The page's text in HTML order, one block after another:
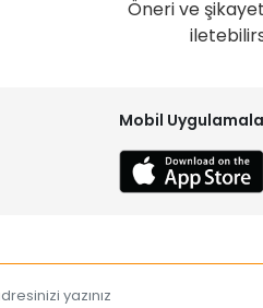
Öneri ve
Mobil